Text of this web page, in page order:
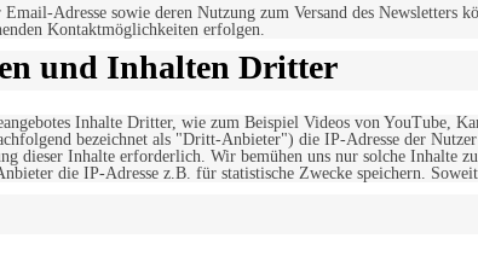
Adresse sowie deren Nutzung zum Versand des
Kontaktmöglichkeiten erfolgen.
und Inhalten Dritter
Inhalte Dritter, wie zum Beispiel Videos von YouTube,
bezeichnet als "Dritt-Anbieter") die IP-Adresse der
dieser Inhalte erforderlich. Wir bemühen uns nur solche
die IP-Adresse z.B. für statistische Zwecke speichern.